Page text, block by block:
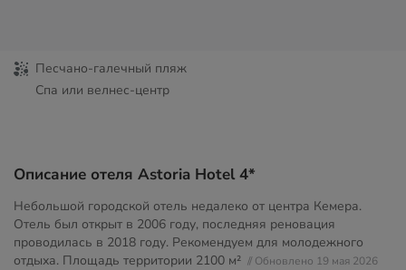
Песчано-галечный пляж
Спа или велнес-центр
Описание отеля Astoria Hotel 4*
Небольшой городской отель недалеко от центра Кемера.
Отель был открыт в 2006 году, последняя реновация
проводилась в 2018 году. Рекомендуем для молодежного
отдыха. Площадь территории 2100 м² // Обновлено 19 мая 2026